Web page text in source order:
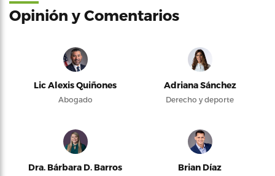
Opinión y Comentarios
Lic Alexis Quiñones
Abogado
Adriana Sánchez
Derecho y deporte
Dra. Bárbara D. Barros Brian Díaz